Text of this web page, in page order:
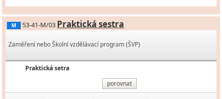
M 53-41-M/03 Praktická sestra
Zaměření nebo Školní vzdělávací program (ŠVP)
Praktická setra
porovnat